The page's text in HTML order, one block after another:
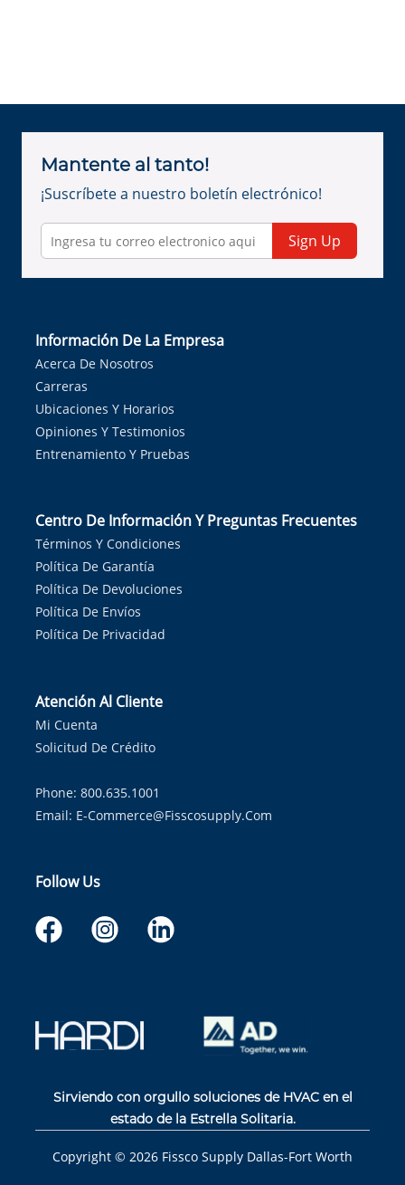
Mantente al tanto!
¡Suscríbete a nuestro boletín electrónico!
Sign Up
Información De La Empresa
Acerca De Nosotros
Carreras
Ubicaciones Y Horarios
Opiniones Y Testimonios
Entrenamiento Y Pruebas
Centro De Información Y Preguntas Frecuentes
Términos Y Condiciones
Política De Garantía
Política De Devoluciones
Política De Envíos
Política De Privacidad
Atención Al Cliente
Mi Cuenta
Solicitud De Crédito
Phone: 800.635.1001
Email: E-Commerce@fisscosupply.com
Follow Us
Sirviendo con orgullo soluciones de HVAC en el
estado de la Estrella Solitaria.
Copyright © 2026 Fissco Supply Dallas-Fort Worth